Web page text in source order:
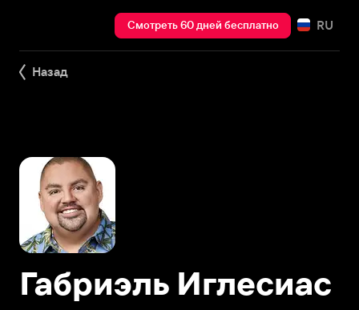
Смотреть 60 дней бесплатно RU
Назад
Габриэль Иглесиас